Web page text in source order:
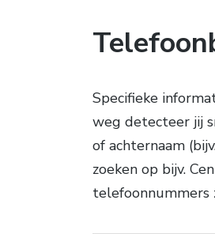
Specifieke
weg detecteer jij
of achternaam
zoeken op bijv.
telefoonnummers